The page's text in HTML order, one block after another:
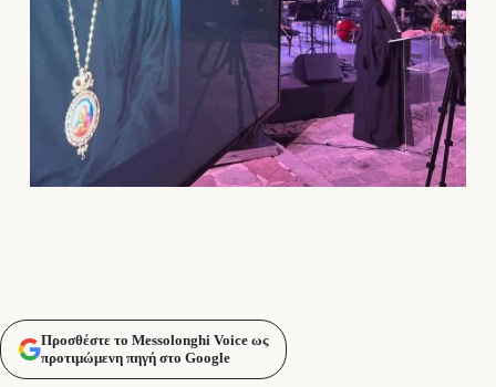
Προσθέστε το Messolonghi Voice ως
προτιμώμενη πηγή στο Google